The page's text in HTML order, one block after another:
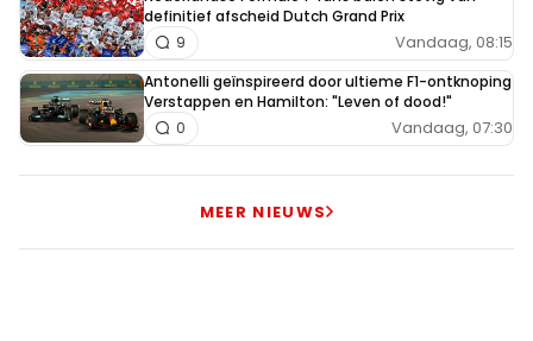
Wabse
2 juli 2021 11:55
Afwijking tussen de sim en de echte baan Lewis?
Dit is gewoon een situatie als in Monaco en Azerbeijan.
definitief afscheid Dutch Grand Prix
Vandaag, 08:15
9
Antonelli geïnspireerd door ultieme F1-ontknoping
Verstappen en Hamilton: "Leven of dood!"
Vandaag, 07:30
0
MEER NIEUWS